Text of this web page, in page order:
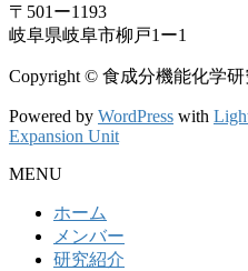
〒501ー1193
岐阜県岐阜市柳戸1ー1
Copyright © 食成分機能化学研
Powered by WordPress with
Expansion Unit
MENU
ホーム
メンバー
研究紹介